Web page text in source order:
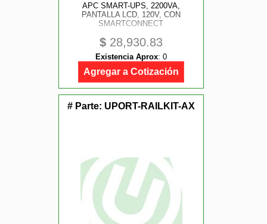
APC SMART-UPS, 2200VA,
PANTALLA LCD, 120V, CON
SMARTCONNECT
$ 28,930.83
Existencia Aprox: 0
Agregar a Cotización
# Parte: UPORT-RAILKIT-AX